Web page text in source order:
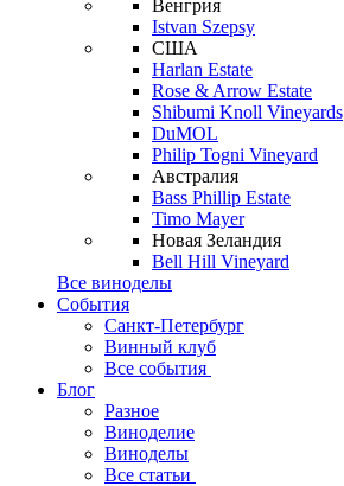
Венгрия
Istvan Szepsy
США
Harlan Estate
Rose & Arrow Estate
Shibumi Knoll Vineyards
DuMOL
Philip Togni Vineyard
Австралия
Bass Phillip Estate
Timo Mayer
Новая Зеландия
Bell Hill Vineyard
Все виноделы
События
Санкт-Петербург
Винный клуб
Все события
Блог
Разное
Виноделие
Виноделы
Все статьи